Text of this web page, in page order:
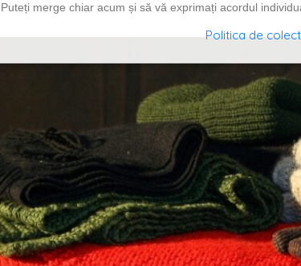
Puteți merge chiar acum și să vă exprimați acordul
Politica de